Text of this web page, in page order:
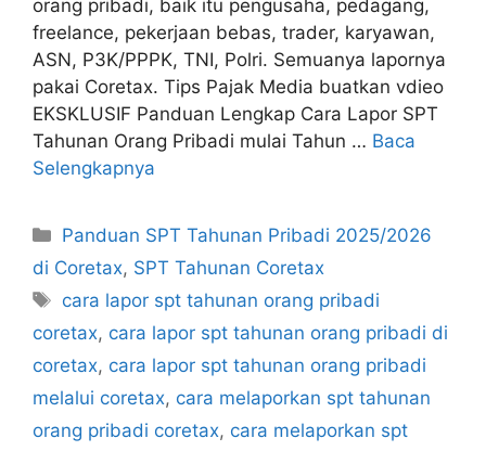
orang pribadi, baik itu pengusaha, pedagang,
freelance, pekerjaan bebas, trader, karyawan,
ASN, P3K/PPPK, TNI, Polri. Semuanya lapornya
pakai Coretax. Tips Pajak Media buatkan vdieo
EKSKLUSIF Panduan Lengkap Cara Lapor SPT
Tahunan Orang Pribadi mulai Tahun … Baca
Selengkapnya
Kategori
Panduan SPT Tahunan Pribadi 2025/2026
di Coretax, SPT Tahunan Coretax
Tag
cara lapor spt tahunan orang pribadi
coretax, cara lapor spt tahunan orang pribadi di
coretax, cara lapor spt tahunan orang pribadi
melalui coretax, cara melaporkan spt tahunan
orang pribadi coretax, cara melaporkan spt